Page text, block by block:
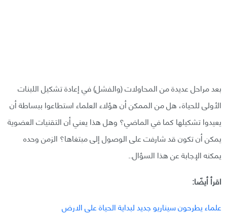
بعد مراحل عديدة من المحاولات (والفشل) في إعادة تشكيل اللبنات
الأولى للحياة، هل من الممكن أن هؤلاء العلماء استطاعوا ببساطة أن
يعيدوا تشكيلها كما في الماضي؟ وهل هذا يعني أن التقنيات العضوية
يمكن أن تكون قد شارفت على الوصول إلى مبتغاها؟ الزمن وحده
يمكنه الإجابة عن هذا السؤال..
اقرأ أيضًا:
علماء يطرحون سيناريو جديد لبداية الحياة على الارض